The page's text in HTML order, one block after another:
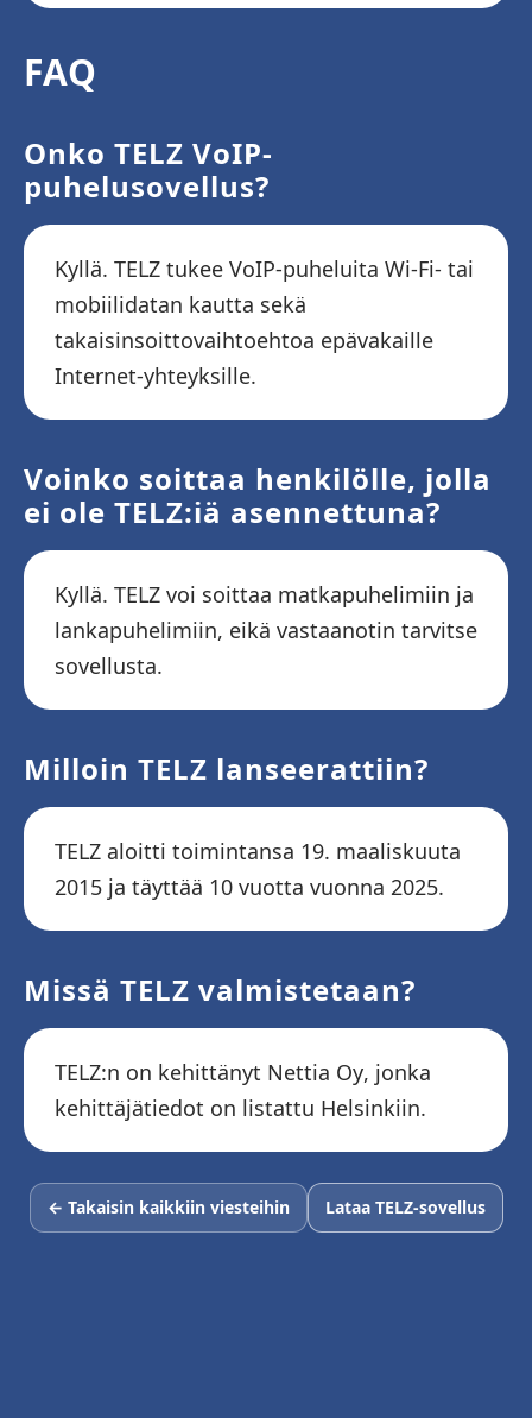
FAQ
Onko TELZ VoIP-
puhelusovellus?
Kyllä. TELZ tukee VoIP-puheluita Wi-Fi- tai
mobiilidatan kautta sekä
takaisinsoittovaihtoehtoa epävakaille
Internet-yhteyksille.
Voinko soittaa henkilölle, jolla
ei ole TELZ:iä asennettuna?
Kyllä. TELZ voi soittaa matkapuhelimiin ja
lankapuhelimiin, eikä vastaanotin tarvitse
sovellusta.
Milloin TELZ lanseerattiin?
TELZ aloitti toimintansa 19. maaliskuuta
2015 ja täyttää 10 vuotta vuonna 2025.
Missä TELZ valmistetaan?
TELZ:n on kehittänyt Nettia Oy, jonka
kehittäjätiedot on listattu Helsinkiin.
← Takaisin kaikkiin viesteihin Lataa TELZ-sovellus